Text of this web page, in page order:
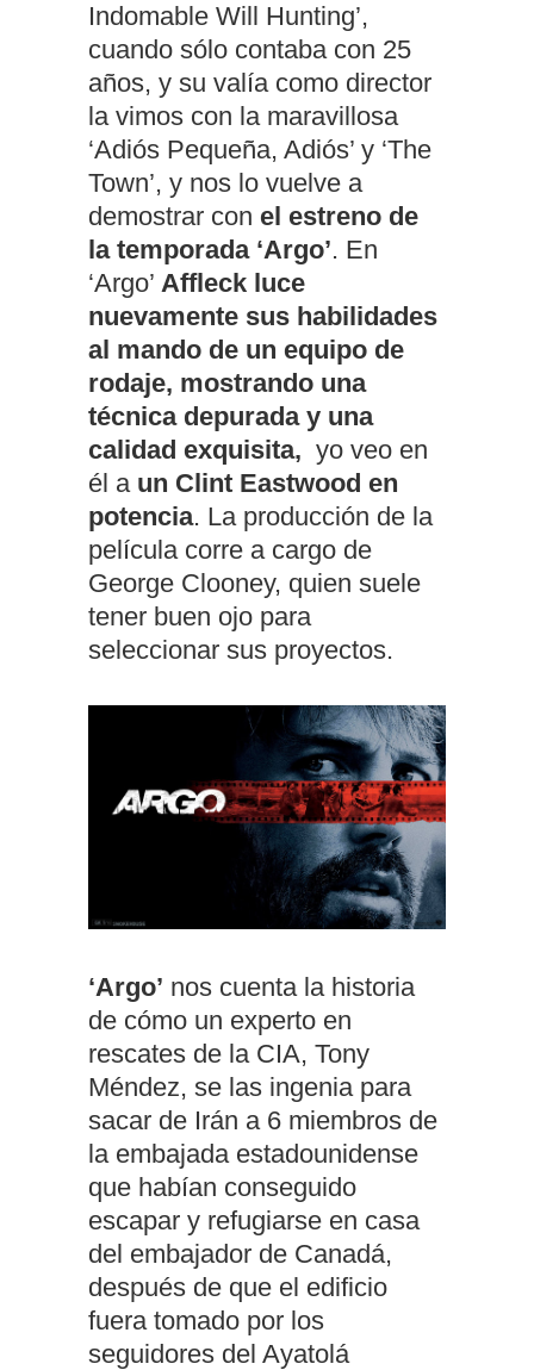
Indomable Will Hunting’,
cuando sólo contaba con 25
años, y su valía como director
la vimos con la maravillosa
‘Adiós Pequeña, Adiós’ y ‘The
Town’, y nos lo vuelve a
demostrar con el estreno de
la temporada ‘Argo’. En
‘Argo’ Affleck luce
nuevamente sus habilidades
al mando de un equipo de
rodaje, mostrando una
técnica depurada y una
calidad exquisita, yo veo en
él a un Clint Eastwood en
potencia. La producción de la
película corre a cargo de
George Clooney, quien suele
tener buen ojo para
seleccionar sus proyectos.
‘Argo’ nos cuenta la historia
de cómo un experto en
rescates de la CIA, Tony
Méndez, se las ingenia para
sacar de Irán a 6 miembros de
la embajada estadounidense
que habían conseguido
escapar y refugiarse en casa
del embajador de Canadá,
después de que el edificio
fuera tomado por los
seguidores del Ayatolá